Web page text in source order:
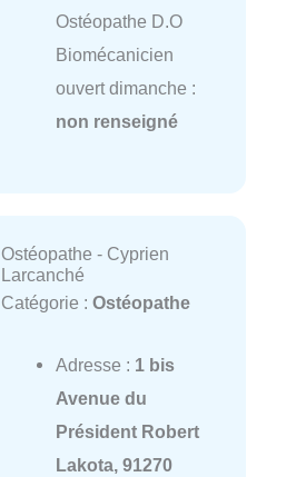
Ostéopathe D.O
Biomécanicien
ouvert dimanche :
non renseigné
Ostéopathe - Cyprien
Larcanché
Catégorie : Ostéopathe
Adresse : 1 bis
Avenue du
Président Robert
Lakota, 91270